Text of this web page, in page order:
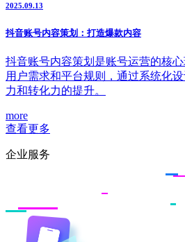
2025.09.13
抖音账号内容策划：打造爆款内容
抖音账号内容策划是账号运营的核心
用户需求和平台规则，通过系统化
力和转化力的提升。
more
查看更多
企业服务